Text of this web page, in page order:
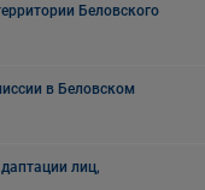
Беловского
в Беловском
лиц,